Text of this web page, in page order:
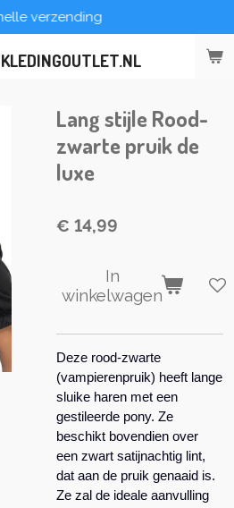
verzending
Lang stijle Rood-
zwarte pruik de
luxe
€ 14,99
In
winkelwagen
Deze rood-zwarte
(vampierenpruik) heeft lange
sluike haren met een
gestileerde pony. Ze
beschikt bovendien over
een zwart satijnachtig lint,
dat aan de pruik genaaid is.
Ze zal de ideale aanvulling